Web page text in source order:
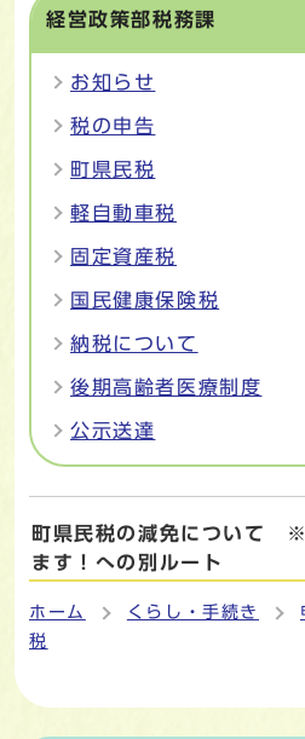
経営政策部税務課
お知らせ
税の申告
町県民税
軽自動車税
固定資産税
国民健康保険税
納税について
後期高齢者医療制度
公示送達
町県民税の減免について ※
ます！への別ルート
ホーム くらし・手続き
税